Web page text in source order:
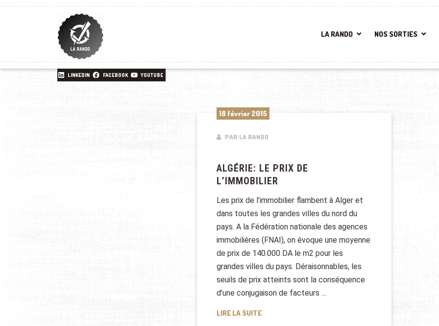
LA RANDO NOS SORTIES
LINKEDIN FACEBOOK YOUTUBE
18 février 2015
PAR LA RANDO
ALGÉRIE: LE PRIX DE
L’IMMOBILIER
Les prix de l’immobilier flambent à Alger et
dans toutes les grandes villes du nord du
pays. A la Fédération nationale des agences
immobilières (FNAI), on évoque une moyenne
de prix de 140.000 DA le m2 pour les
grandes villes du pays. Déraisonnables, les
seuils de prix atteints sont la conséquence
d’une conjugaison de facteurs …
LIRE LA SUITEALGÉRIE: LE PRIX DE L’IMMOBILIER